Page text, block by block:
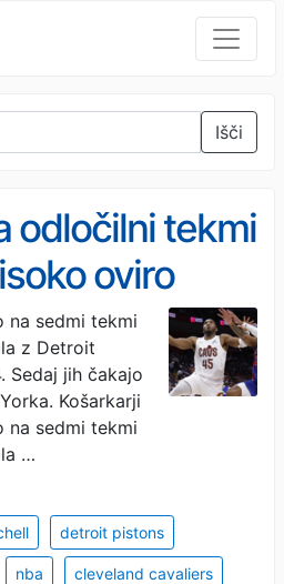
Išči
odločilni tekmi
oviro
na sedmi tekmi
z Detroit
Sedaj jih čakajo
Košarkarji
na sedmi tekmi
…
detroit pistons
nba cleveland cavaliers